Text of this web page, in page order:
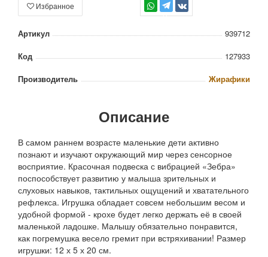
TG
Избранное
Артикул
939712
Код
127933
Производитель
Жирафики
Описание
В самом раннем возрасте маленькие дети активно
познают и изучают окружающий мир через сенсорное
восприятие. Красочная подвеска с вибрацией «Зебра»
поспособствует развитию у малыша зрительных и
слуховых навыков, тактильных ощущений и хватательного
рефлекса. Игрушка обладает совсем небольшим весом и
удобной формой - крохе будет легко держать её в своей
маленькой ладошке. Малышу обязательно понравится,
как погремушка весело гремит при встряхивании! Размер
игрушки: 12 х 5 х 20 см.